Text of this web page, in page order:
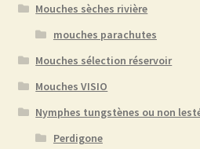
Mouches sèches rivière
mouches parachutes
Mouches sélection réservoir
Mouches VISIO
Nymphes tungstènes ou non
Perdigone